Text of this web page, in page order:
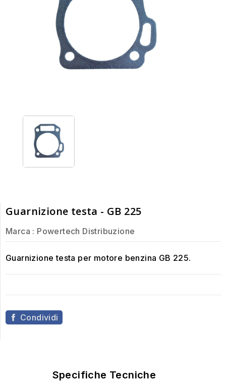
Guarnizione testa - GB 225
Marca : Powertech Distribuzione
Guarnizione testa per motore benzina GB 225.
Condividi
Specifiche Tecniche